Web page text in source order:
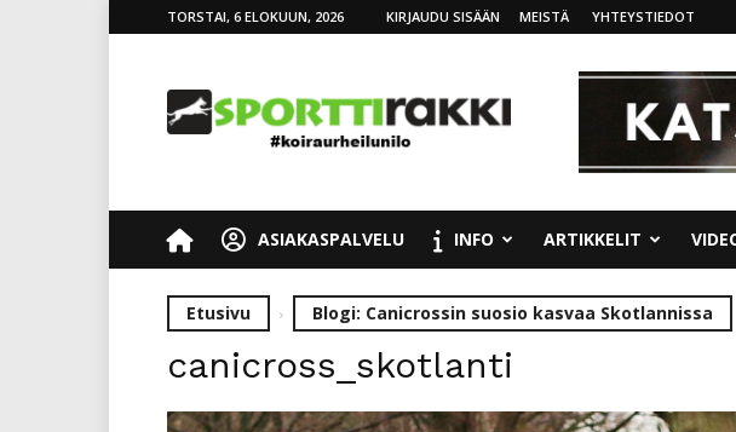
TORSTAI, 6 ELOKUUN, 2026 KIRJAUDU SISÄÄN MEISTÄ YHTEYSTIEDOT
ASIAKASPALVELU INFO ARTIKKELIT
Etusivu Blogi: Canicrossin suosio kasvaa Skotlannissa
canicross_skotlanti